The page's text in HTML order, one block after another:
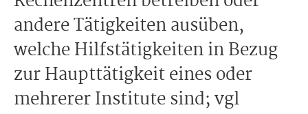
andere Tätigkeiten ausüben,
welche Hilfstätigkeiten in Bezug
zur Haupttätigkeit eines oder
mehrerer Institute sind; vgl